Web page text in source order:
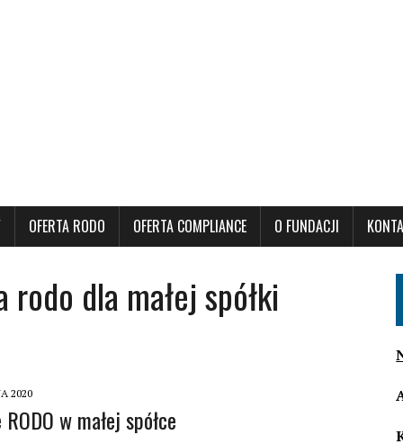
OFERTA RODO OFERTA COMPLIANCE O FUNDACJI
dla małej spółki
2020
w małej spółce